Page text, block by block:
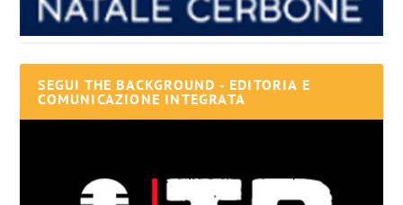
SEGUI THE BACKGROUND - EDITORIA E
COMUNICAZIONE INTEGRATA